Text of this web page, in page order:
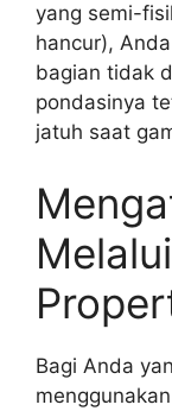
yang semi-
hancur),
bagian tidak
pondasinya
jatuh saat
Bagi Anda